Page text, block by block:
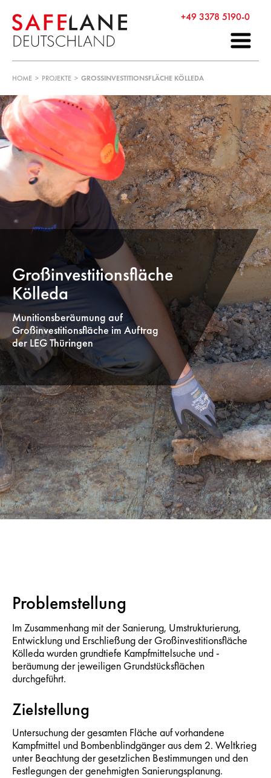
+49 3378 5190-0
HOME > PROJEKTE > GROSSINVESTITIONSFLÄCHE KÖLLEDA
Großinvestitionsfläche
Kölleda
Munitionsberäumung auf
Großinvestitionsfläche im Auftrag
der LEG Thüringen
Problemstellung
Im Zusammenhang mit der Sanierung, Umstrukturierung,
Entwicklung und Erschließung der Großinvestitionsfläche
Kölleda wurden grundtiefe Kampfmittelsuche und -
beräumung der jeweiligen Grundstücksflächen
durchgeführt.
Zielstellung
Untersuchung der gesamten Fläche auf vorhandene
Kampfmittel und Bombenblindgänger aus dem 2. Weltkrieg
unter Beachtung der gesetzlichen Bestimmungen und den
Festlegungen der genehmigten Sanierungsplanung.